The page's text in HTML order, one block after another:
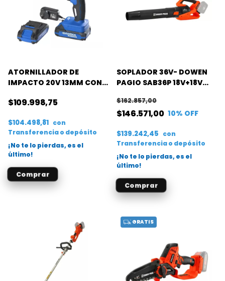
ATORNILLADOR DE
IMPACTO 20V 13MM CON
BAT.
$109.998,75
$104.498,81 con
Transferencia o depósito
¡No te lo pierdas, es el
último!
SOPLADOR 36V- DOWEN
PAGIO SAB36P 18V+18V
$146.571,00
$162.857,00
10% OFF
$139.242,45 con
Transferencia o depósito
¡No te lo pierdas, es el
último!
GRATIS